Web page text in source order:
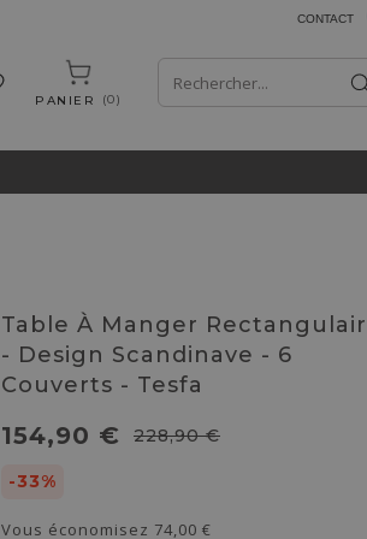
CONTACT
PANIER 0
Table À Manger
- Design Scandinave - 6
Couverts - Tesfa
154,90 € 228,90 €
-33%
Vous économisez 74,00 €